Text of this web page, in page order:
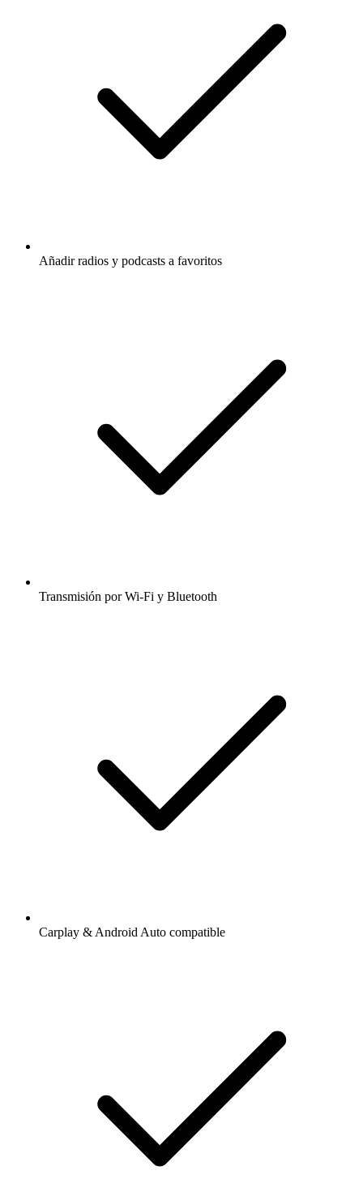
Añadir radios y podcasts a favoritos
Transmisión por Wi-Fi y Bluetooth
Carplay & Android Auto compatible